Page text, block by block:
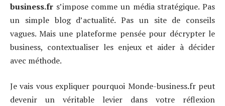
business.fr s’impose comme un média stratégique. Pas
un simple blog d’actualité. Pas un site de conseils
vagues. Mais une plateforme pensée pour décrypter le
business, contextualiser les enjeux et aider à décider
avec méthode.
Je vais vous expliquer pourquoi Monde-business.fr peut
devenir un véritable levier dans votre réflexion